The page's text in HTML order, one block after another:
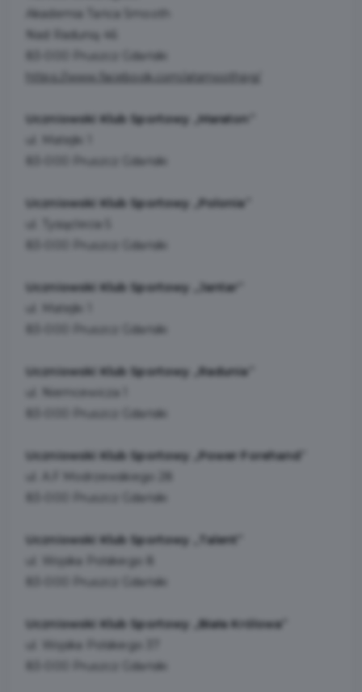
Akademia Tańca Smooth
Nad Radunią 46
83-000 Pruszcz Gdański
https://www.facebook.com/atsmoothpg/
Uczniowski Klub Sportowy „Maraton”
ul. Matejki 1
83-000 Pruszcz Gdański
Uczniowski Klub Sportowy „Polonia”
ul. Tysiąclecia 5
83-000 Pruszcz Gdański
Uczniowski Klub Sportowy „Jantar’’
ul. Matejki 1
83-000 Pruszcz Gdański
Uczniowski Klub Sportowy „Radunia”
ul. Niemcewicza 1
83-000 Pruszcz Gdański
Uczniowski Klub Sportowy „Power Forehand
ul. A.F Modrzewskiego 28
83-000 Pruszcz Gdański
Uczniowski Klub Sportowy „Talent”
ul. Wojska Polskiego 8
83-000 Pruszcz Gdański
Uczniowski Klub Sportowy „Biała Królowa”
ul. Wojska Polskiego 37
83-000 Pruszcz Gdański